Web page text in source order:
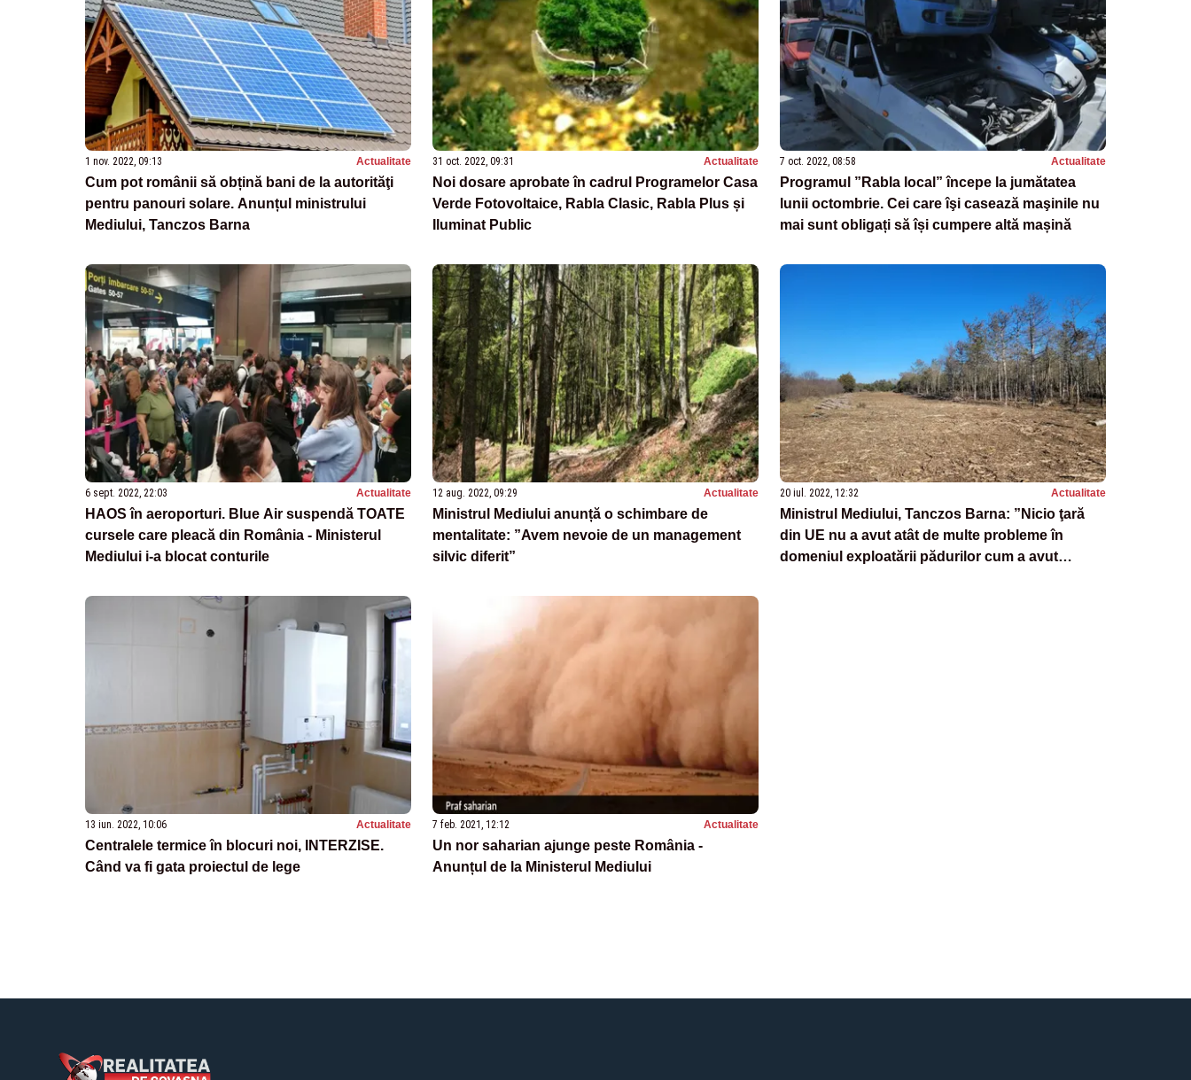
1 nov. 2022, 09:13 Actualitate
Cum pot românii să obțină bani de la autorităţi
pentru panouri solare. Anunțul ministrului
Mediului, Tanczos Barna
31 oct. 2022, 09:31 Actualitate
Noi dosare aprobate în cadrul Programelor Casa
Verde Fotovoltaice, Rabla Clasic, Rabla Plus și
Iluminat Public
7 oct. 2022, 08:58 Actualitate
Programul ”Rabla local” începe la jumătatea
lunii octombrie. Cei care îşi casează maşinile nu
mai sunt obligați să își cumpere altă mașină
6 sept. 2022, 22:03 Actualitate
HAOS în aeroporturi. Blue Air suspendă TOATE
cursele care pleacă din România - Ministerul
Mediului i-a blocat conturile
12 aug. 2022, 09:29 Actualitate
Ministrul Mediului anunță o schimbare de
mentalitate: ”Avem nevoie de un management
silvic diferit”
20 iul. 2022, 12:32 Actualitate
Ministrul Mediului, Tanczos Barna: ”Nicio ţară
din UE nu a avut atât de multe probleme în
domeniul exploatării pădurilor cum a avut
13 iun. 2022, 10:06 Actualitate
Centralele termice în blocuri noi, INTERZISE.
Când va fi gata proiectul de lege
7 feb. 2021, 12:12 Actualitate
Un nor saharian ajunge peste România -
Anunțul de la Ministerul Mediului